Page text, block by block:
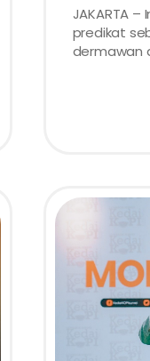
JAKARTA
predikat
dermawan